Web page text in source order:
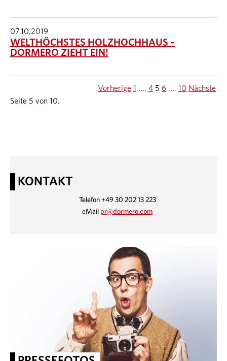
07.10.2019
WELTHÖCHSTES HOLZHOCHHAUS –
DORMERO ZIEHT EIN!
Seite 5 von 10.
Vorherige 1 .... 4 5 6 .... 10 Nächste
KONTAKT
Telefon +49 30 202 13 223
eMail pr@dormero.com